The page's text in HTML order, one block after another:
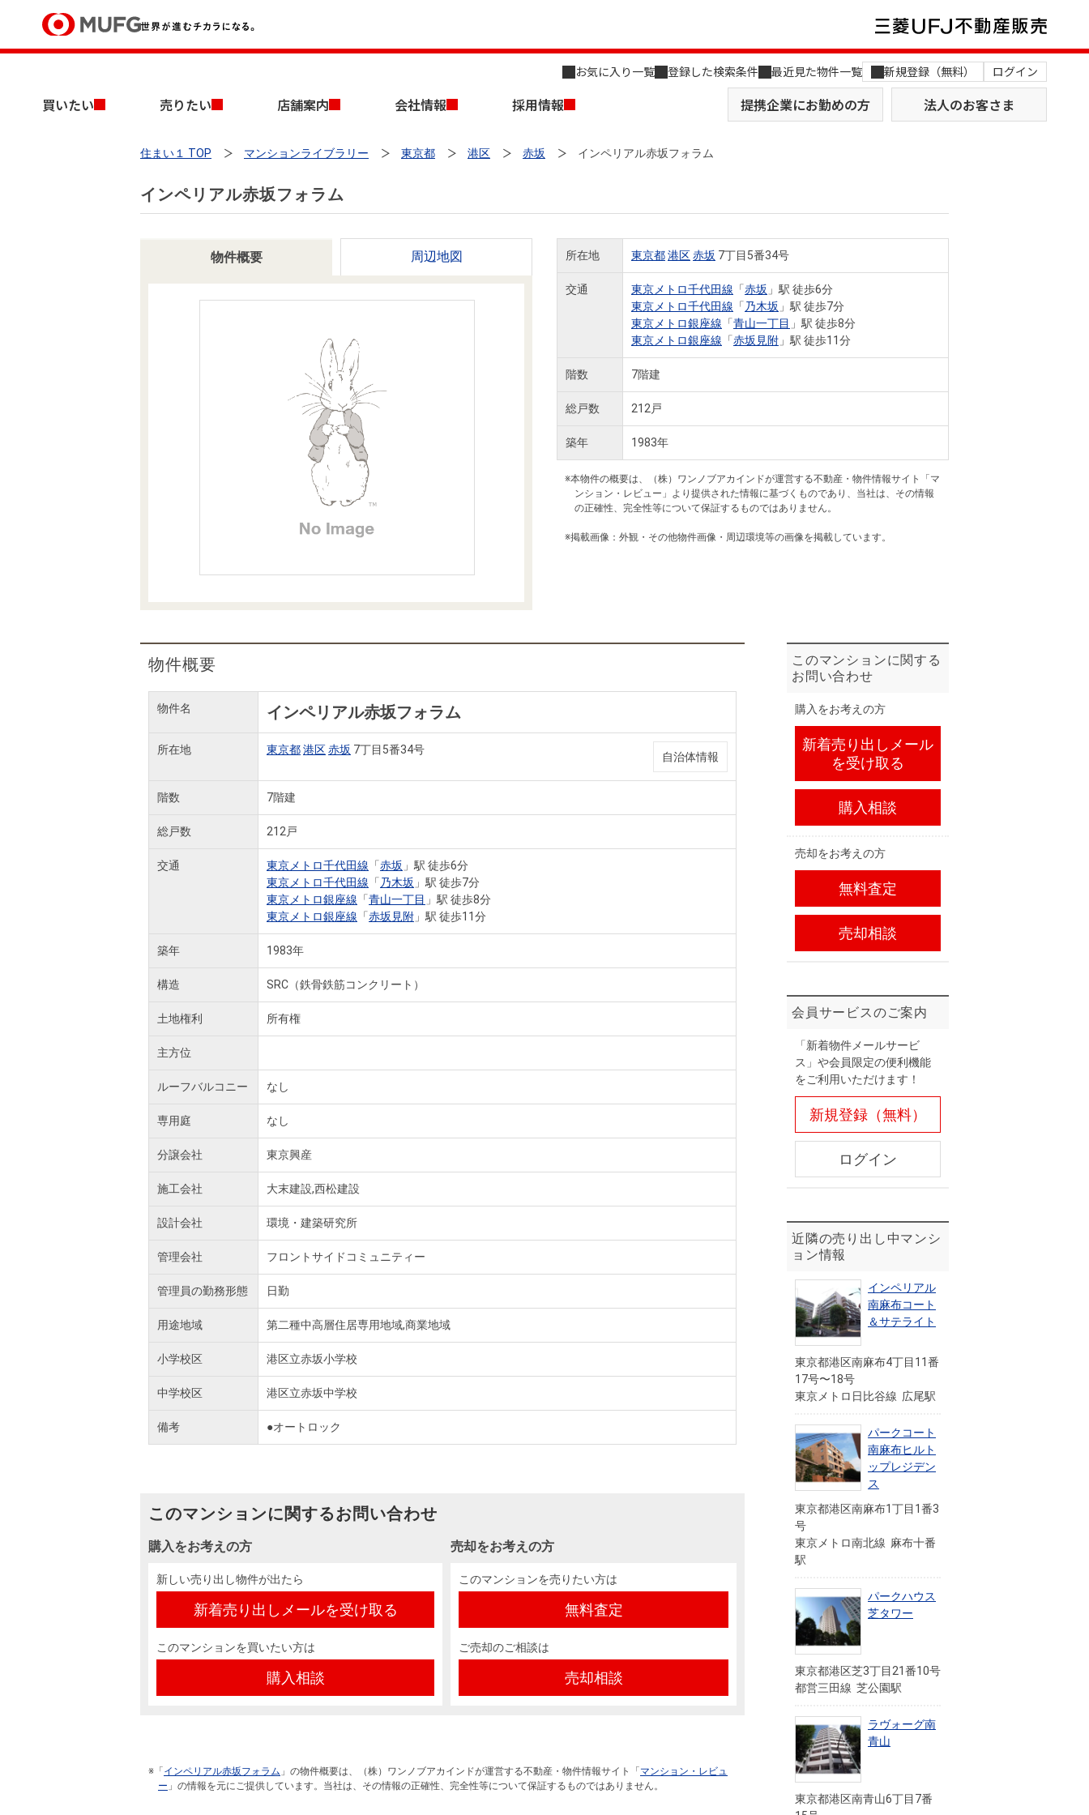
お気に入り一覧 登録した検索条件 最近見た物件一覧 新規登録（無料） ログイン
買いたい 売りたい 店舗案内 会社情報 採用情報 提携企業にお勤めの方 法人のお客さま
買いたいTOP
新築・中古一戸建てを探す 土地を探す
おすすめ物件から探す
住まい1プラス（お役立ちコラム）
売りたいTOP
AI不動産査定
住まい1プラス（お役立ちコラム）
店舗案内TOP
店舗のご案内（名古屋） 店舗のご案内（関西）
会社情報TOP
会社概要 MUFG Way
役員一覧
採用情報TOP
キャリア採用情報
売りたい
住まい１ TOP マンションライブラリー 東京都 港区 赤坂 インペリアル赤坂フォラム
インペリアル赤坂フォラム
物件概要 周辺地図 所在地 東京都港区赤坂 7丁目5番34号
交通 東京メトロ千代田線 「赤坂 」駅 徒歩6分
東京メトロ千代田線 「 乃木坂 」駅 徒歩7分
東京メトロ銀座線 「青山一丁目 」駅 徒歩8分
東京メトロ銀座線 「赤坂見附 」駅 徒歩11分
階数 7階建
総戸数 212戸
築年 1983年
※本物件の概要は、（株）ワンノブアカインドが運営する不動産・物件情報サイト「マ
ンション・レビュー」より提供された情報に基づくものであり、当社は、その情報
の正確性、完全性等について保証するものではありません。
※掲載画像：外観・その他物件画像・周辺環境等の画像を掲載しています。
物件概要
物件名 インペリアル赤坂フォラム
所在地 東京都港区赤坂 7丁目5番34号
自治体情報
階数 7階建
総戸数 212戸
交通 東京メトロ千代田線 「赤坂 」駅 徒歩6分
東京メトロ千代田線 「 乃木坂 」駅 徒歩7分
東京メトロ銀座線 「青山一丁目 」駅 徒歩8分
東京メトロ銀座線 「赤坂見附 」駅 徒歩11分
築年 1983年
構造 SRC（鉄骨鉄筋コンクリート）
土地権利 所有権
主方位
ルーフバルコニー なし
専用庭 なし
分譲会社 東京興産
施工会社 大末建設,西松建設
設計会社 環境・建築研究所
管理会社 フロントサイドコミュニティー
管理員の勤務形態 日勤
用途地域 第二種中高層住居専用地域,商業地域
小学校区 港区立赤坂小学校
中学校区 港区立赤坂中学校
備考 ●オートロック
このマンションに関するお問い合わせ
購入をお考えの方
新しい売り出し物件が出たら
新着売り出しメールを受け取る
このマンションを買いたい方は
購入相談
売却をお考えの方
このマンションを売りたい方は
無料査定
ご売却のご相談は
売却相談
※「 インペリアル赤坂フォラム 」の物件概要は、（株）ワンノブアカインドが運営する不動産・物件情報サイト「 マンション・レビュ
ー 」の情報を元にご提供しています。当社は、その情報の正確性、完全性等について保証するものではありません。
このマンションに関する
お問い合わせ
購入をお考えの方
新着売り出しメール
を受け取る
購入相談
売却をお考えの方
無料査定
売却相談
会員サービスのご案内
「新着物件メールサービ
ス」や会員限定の便利機能
をご利用いただけます！
新規登録（無料）
ログイン
近隣の売り出し中マンシ
ョン情報
インペリアル
南麻布コート
＆サテライト
東京都港区南麻布4丁目11番
17号〜18号
東京メトロ日比谷線 広尾駅
パークコート
南麻布ヒルト
ップレジデン
ス
東京都港区南麻布1丁目1番3
号
東京メトロ南北線 麻布十番
駅
パークハウス
芝タワー
東京都港区芝3丁目21番10号
都営三田線 芝公園駅
ラヴォーグ南
青山
東京都港区南青山6丁目7番